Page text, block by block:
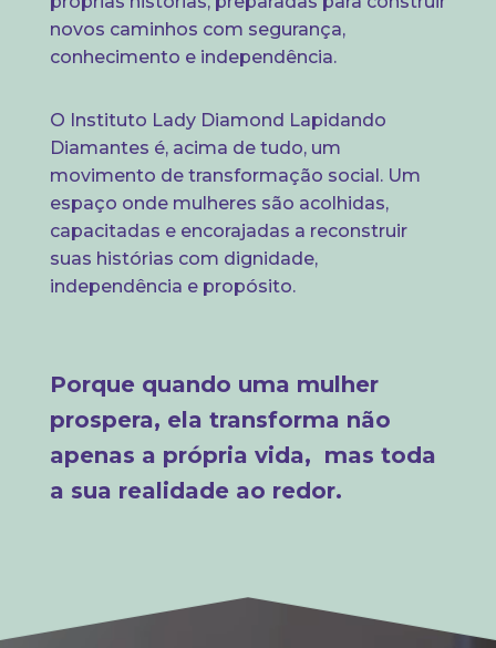
novos caminhos com segurança,
conhecimento e independência.
O Instituto Lady Diamond Lapidando
Diamantes é, acima de tudo, um
movimento de transformação social. Um
espaço onde mulheres são acolhidas,
capacitadas e encorajadas a reconstruir
suas histórias com dignidade,
independência e propósito.
Porque quando uma mulher
prospera, ela transforma não
apenas a própria vida, mas toda
a sua realidade ao redor.
de